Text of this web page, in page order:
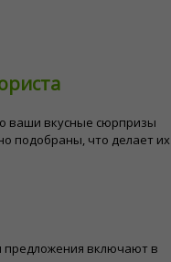
ваши вкусные сюрпризы
подобраны, что делает их
предложения включают в